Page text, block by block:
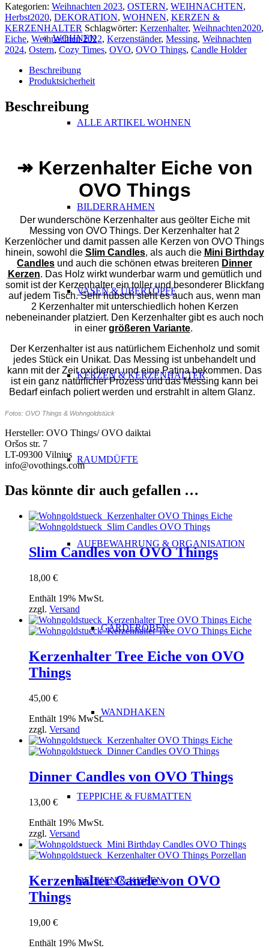
WOHNEN
ALLE ARTIKEL WOHNEN
BILDERRAHMEN
VASEN & ÜBERTÖPFE
KERZEN & KERZENHALTER
RAUMDÜFTE
AUFBEWAHRUNG & ORGANISATION
GARDEROBEN
WANDHAKEN
TEPPICHE & FUßMATTEN
DECKEN & KISSEN
Kategorien: Weihnachten 2023, OSTERN, WEIHNACHTEN,
Herbst2020, DEKORATION, WOHNEN, KERZEN &
KERZENHALTER Schlagwörter: Kerzenhalter, Weihnachten2020,
Eiche, Weihnachten 2022, Kerzenständer, Messing, Weihnachten
2024, Ostern, Cozy Times, OVO, OVO Things, Candle Holder
Beschreibung
Produktsicherheit
Beschreibung
↠ Kerzenhalter Eiche von
OVO Things
Der wunderschöne Kerzenhalter aus geölter Eiche mit
Messing von OVO Things. Der Kerzenhalter hat 2
Kerzenlöcher und damit passen alle Kerzen von OVO Things
hinein, sowohl die Slim Candles, als auch die Mini Birthday
Candles und auch die schönen etwas breiteren Dinner
Kerzen. Das Holz wirkt wunderbar warm und gemütlich und
somit ist der Kerzenhalter ein toller und besonderer Blickfang
auf jedem Tisch. Sehr hübsch sieht es auch aus, wenn man
2 Kerzenhalter mit unterschiedlich hohen Kerzen
nebeneinander platziert. Den Kerzenhalter gibt es auch noch
in einer größeren Variante.
Der Kerzenhalter ist aus natürlichem Eichenholz und somit
jedes Stück ein Unikat. Das Messing ist unbehandelt und
kann mit der Zeit oxidieren und eine Patina bekommen. Das
ist ein ganz natürlicher Prozess und das Messing kann bei
Bedarf einfach poliert werden und erstrahlt in altem Glanz.
Fotos: OVO Things & Wohngoldstück
Hersteller: OVO Things/ OVO daiktai
Oršos str. 7
LT-09300 Vilnius
info@ovothings.com
Das könnte dir auch gefallen …
Slim Candles von OVO Things
18,00 €
Enthält 19% MwSt.
zzgl. Versand
Kerzenhalter Tree Eiche von OVO
Things
45,00 €
Enthält 19% MwSt.
zzgl. Versand
Dinner Candles von OVO Things
13,00 €
Enthält 19% MwSt.
zzgl. Versand
Kerzenhalter Canele von OVO
Things
19,00 €
Enthält 19% MwSt.